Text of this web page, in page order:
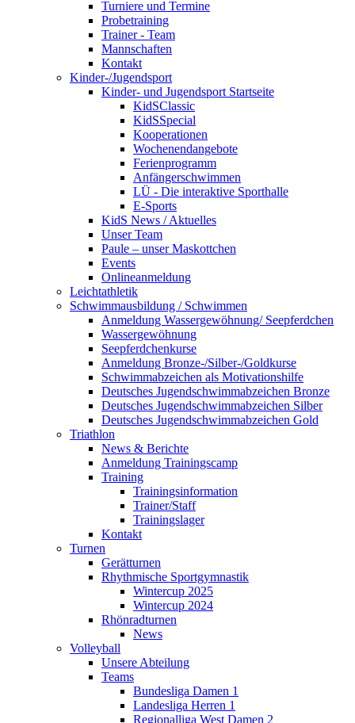
Turniere und Termine
Probetraining
Trainer - Team
Mannschaften
Kontakt
Kinder-/Jugendsport
Kinder- und Jugendsport Startseite
KidSClassic
KidSSpecial
Kooperationen
Wochenendangebote
Ferienprogramm
Anfängerschwimmen
LÜ - Die interaktive Sporthalle
E-Sports
KidS News / Aktuelles
Unser Team
Paule – unser Maskottchen
Events
Onlineanmeldung
Leichtathletik
Schwimmausbildung / Schwimmen
Anmeldung Wassergewöhnung/ Seepferdchen
Wassergewöhnung
Seepferdchenkurse
Anmeldung Bronze-/Silber-/Goldkurse
Schwimmabzeichen als Motivationshilfe
Deutsches Jugendschwimmabzeichen Bronze
Deutsches Jugendschwimmabzeichen Silber
Deutsches Jugendschwimmabzeichen Gold
Triathlon
News & Berichte
Anmeldung Trainingscamp
Training
Trainingsinformation
Trainer/Staff
Trainingslager
Kontakt
Turnen
Gerätturnen
Rhythmische Sportgymnastik
Wintercup 2025
Wintercup 2024
Rhönradturnen
News
Volleyball
Unsere Abteilung
Teams
Bundesliga Damen 1
Landesliga Herren 1
Regionalliga West Damen 2